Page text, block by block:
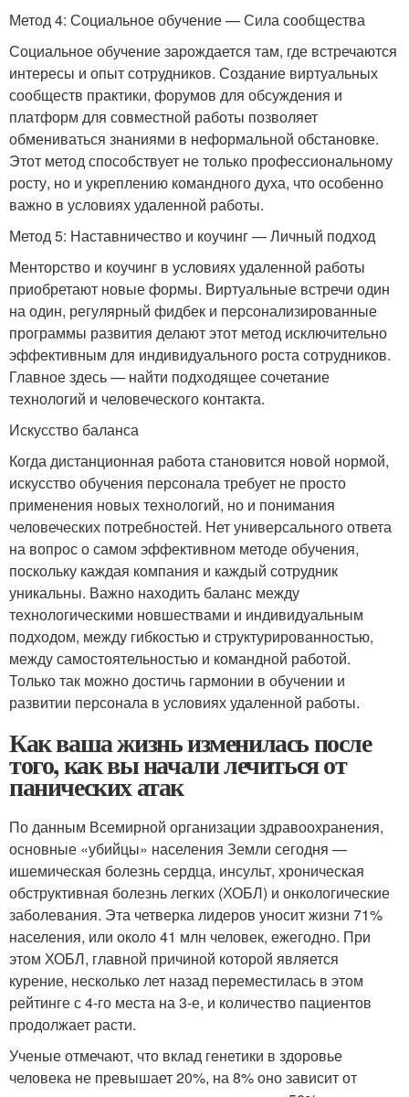
Метод 4: Социальное обучение — Сила сообщества
Социальное обучение зарождается там, где встречаются
интересы и опыт сотрудников. Создание виртуальных
сообществ практики, форумов для обсуждения и
платформ для совместной работы позволяет
обмениваться знаниями в неформальной обстановке.
Этот метод способствует не только профессиональному
росту, но и укреплению командного духа, что особенно
важно в условиях удаленной работы.
Метод 5: Наставничество и коучинг — Личный подход
Менторство и коучинг в условиях удаленной работы
приобретают новые формы. Виртуальные встречи один
на один, регулярный фидбек и персонализированные
программы развития делают этот метод исключительно
эффективным для индивидуального роста сотрудников.
Главное здесь — найти подходящее сочетание
технологий и человеческого контакта.
Искусство баланса
Когда дистанционная работа становится новой нормой,
искусство обучения персонала требует не просто
применения новых технологий, но и понимания
человеческих потребностей. Нет универсального ответа
на вопрос о самом эффективном методе обучения,
поскольку каждая компания и каждый сотрудник
уникальны. Важно находить баланс между
технологическими новшествами и индивидуальным
подходом, между гибкостью и структурированностью,
между самостоятельностью и командной работой.
Только так можно достичь гармонии в обучении и
развитии персонала в условиях удаленной работы.
Как ваша жизнь изменилась после
того, как вы начали лечиться от
панических атак
По данным Всемирной организации здравоохранения,
основные «убийцы» населения Земли сегодня —
ишемическая болезнь сердца, инсульт, хроническая
обструктивная болезнь легких (ХОБЛ) и онкологические
заболевания. Эта четверка лидеров уносит жизни 71%
населения, или около 41 млн человек, ежегодно. При
этом ХОБЛ, главной причиной которой является
курение, несколько лет назад переместилась в этом
рейтинге с 4-го места на 3-е, и количество пациентов
продолжает расти.
Ученые отмечают, что вклад генетики в здоровье
человека не превышает 20%, на 8% оно зависит от